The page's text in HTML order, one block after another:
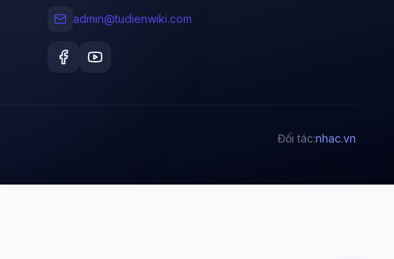
admin@tudienwiki.com
Đối tác:nhac.vn
Tôi là trợ lý AI của TuDienWiki. Hãy hỏi tôi bất kỳ
điều gì về các bài viết trên Wiki!